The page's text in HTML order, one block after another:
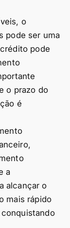
o
pode ser uma
pode
o prazo do
é
a
alcançar o
mais rápido